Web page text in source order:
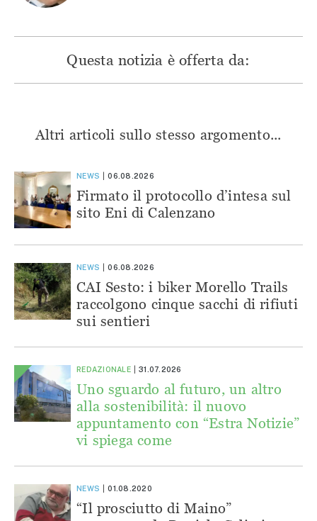
Questa notizia è offerta da:
Altri articoli sullo stesso argomento...
NEWS 06.08.2026
Firmato il protocollo d’intesa sul
sito Eni di Calenzano
NEWS 06.08.2026
CAI Sesto: i biker Morello Trails
raccolgono cinque sacchi di rifiuti
sui sentieri
REDAZIONALE 31.07.2026
Uno sguardo al futuro, un altro
alla sostenibilità: il nuovo
appuntamento con “Estra Notizie”
vi spiega come
NEWS 01.08.2020
“Il prosciutto di Maino”